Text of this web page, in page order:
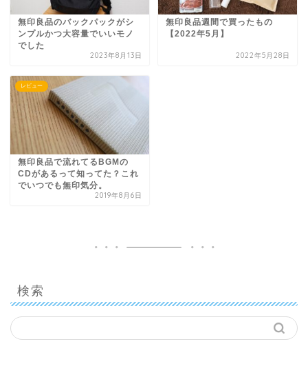
無印良品のバックパックがシ
ンプルかつ大容量でいいモノ
でした
2023年8月13日
無印良品週間で買ったもの
【2022年5月】
2022年5月28日
レビュー
無印良品で流れてるBGMの
CDがあるって知ってた？これ
でいつでも無印気分。
2019年8月6日
検索